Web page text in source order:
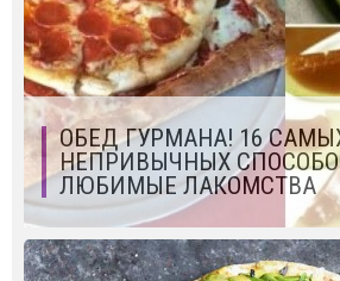
ОБЕД ГУРМАНА! 16
НЕПРИВЫЧНЫХ
ЛЮБИМЫЕ ЛАКОМСТВА